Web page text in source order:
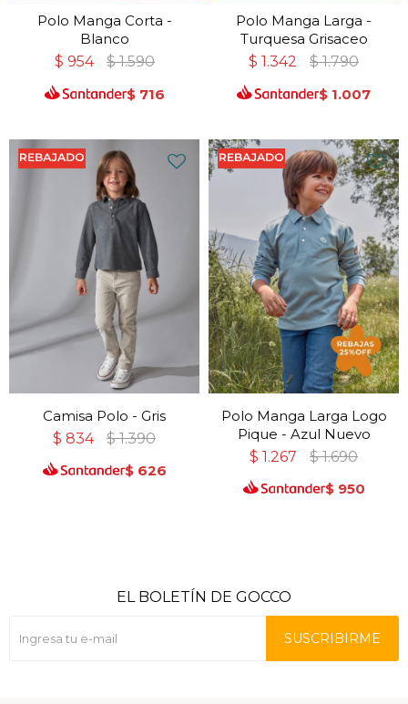
Polo Manga Corta -
Blanco
$ 954 $ 1.590
$ 716
Polo Manga Larga -
Turquesa Grisaceo
$ 1.342 $ 1.790
$ 1.007
Camisa Polo - Gris
$ 834 $ 1.390
$ 626
Polo Manga Larga Logo
Pique - Azul Nuevo
$ 1.267 $ 1.690
$ 950
EL BOLETÍN DE GOCCO
SUSCRIBIRME